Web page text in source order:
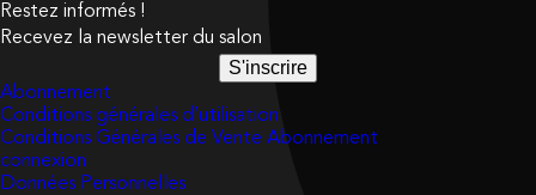
Restez informés !
Recevez la newsletter du salon
S'inscrire
Abonnement
Conditions générales d’utilisation
Conditions Générales de Vente Abonnement
connexion
Données Personnelles